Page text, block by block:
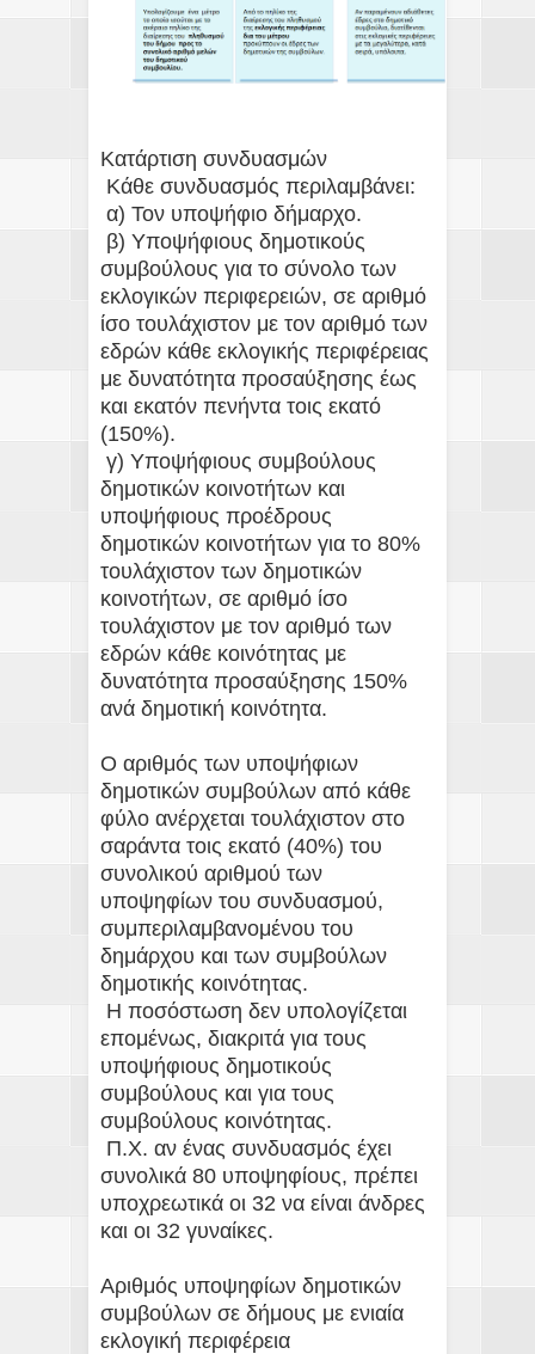
Κατάρτιση συνδυασμών
Κάθε συνδυασμός περιλαμβάνει:
α) Τον υποψήφιο δήμαρχο.
β) Υποψήφιους δημοτικούς
συμβούλους για το σύνολο των
εκλογικών περιφερειών, σε αριθμό
ίσο τουλάχιστον με τον αριθμό των
εδρών κάθε εκλογικής περιφέρειας
με δυνατότητα προσαύξησης έως
και εκατόν πενήντα τοις εκατό
(150%).
γ) Υποψήφιους συμβούλους
δημοτικών κοινοτήτων και
υποψήφιους προέδρους
δημοτικών κοινοτήτων για το 80%
τουλάχιστον των δημοτικών
κοινοτήτων, σε αριθμό ίσο
τουλάχιστον με τον αριθμό των
εδρών κάθε κοινότητας με
δυνατότητα προσαύξησης 150%
ανά δημοτική κοινότητα.
Ο αριθμός των υποψήφιων
δημοτικών συμβούλων από κάθε
φύλο ανέρχεται τουλάχιστον στο
σαράντα τοις εκατό (40%) του
συνολικού αριθμού των
υποψηφίων του συνδυασμού,
συμπεριλαμβανομένου του
δημάρχου και των συμβούλων
δημοτικής κοινότητας.
Η ποσόστωση δεν υπολογίζεται
επομένως, διακριτά για τους
υποψήφιους δημοτικούς
συμβούλους και για τους
συμβούλους κοινότητας.
Π.Χ. αν ένας συνδυασμός έχει
συνολικά 80 υποψηφίους, πρέπει
υποχρεωτικά οι 32 να είναι άνδρες
και οι 32 γυναίκες.
Αριθμός υποψηφίων δημοτικών
συμβούλων σε δήμους με ενιαία
εκλογική περιφέρεια